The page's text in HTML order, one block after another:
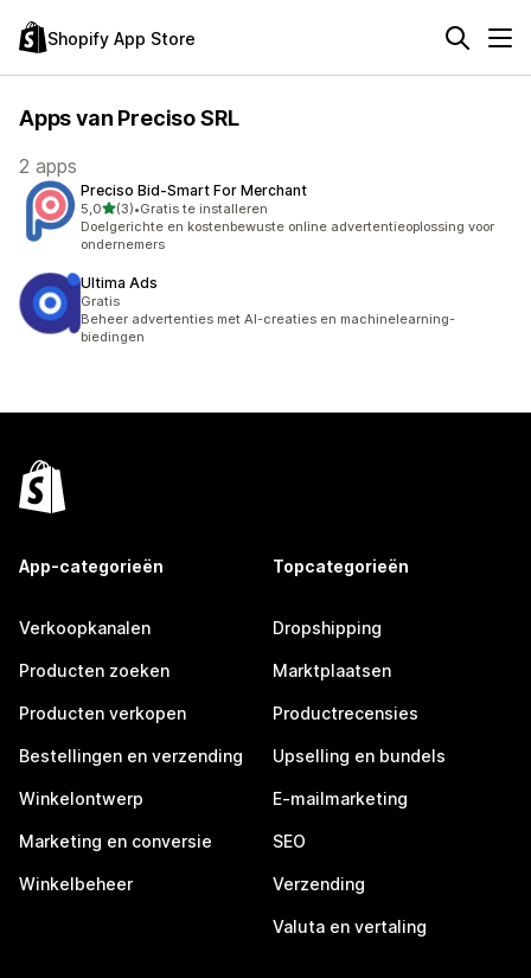
Shopify App Store
Apps van Preciso SRL
2 apps
Preciso Bid‑Smart For Merchant
5,0van 5 sterren
(3)
3 recensies in totaal
•Gratis te installeren
Doelgerichte en kostenbewuste online advertentieoplossing voor
ondernemers
Ultima Ads
Gratis
Beheer advertenties met AI-creaties en machinelearning-
biedingen
App-categorieën
Verkoopkanalen
Producten zoeken
Producten verkopen
Bestellingen en verzending
Winkelontwerp
Marketing en conversie
Winkelbeheer
Topcategorieën
Dropshipping
Marktplaatsen
Productrecensies
Upselling en bundels
E-mailmarketing
SEO
Verzending
Valuta en vertaling